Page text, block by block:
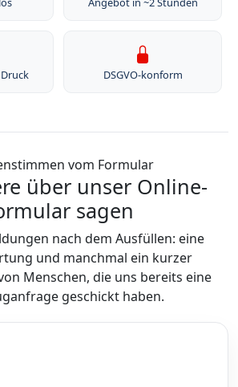
DSGVO-konform
vom Formular
über unser Online-
sagen
nach dem Ausfüllen: eine
und manchmal ein kurzer
Menschen, die uns bereits eine
geschickt haben.